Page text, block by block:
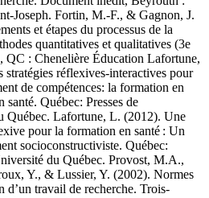
Joseph. Fortin, M.-F., & Gagnon, J.
et étapes du processus de la
quantitatives et qualitatives (3e
QC : Chenelière Éducation Lafortune,
stratégies réflexives-interactives pour
de compétences: la formation en
santé. Québec: Presses de
Québec. Lafortune, L. (2012). Une
pour la formation en santé : Un
socioconstructiviste. Québec:
du Québec. Provost, M.A.,
Y., & Lussier, Y. (2002). Normes
d’un travail de recherche. Trois-